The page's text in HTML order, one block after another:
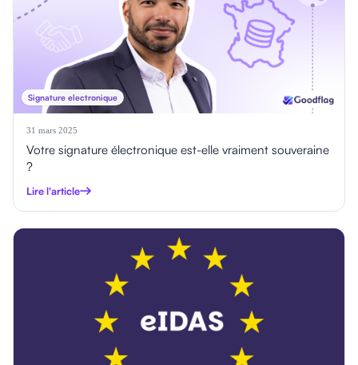
Signature electronique
31 mars 2025
Votre signature électronique est-elle vraiment souveraine
?
Lire l'article